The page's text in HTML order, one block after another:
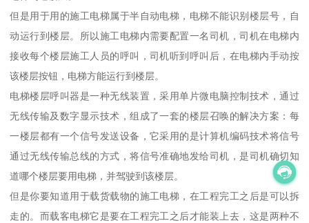
但是用于用的施工电梯属于半自动电梯，电梯不能识别楼层号，自
动运行到楼层。所以施工电梯内需要配置一名司机，司机在电梯内
接收每个楼层施工人员的呼叫，司机听到呼叫后，在电梯内手动按
该楼层按钮，电梯方能运行到楼层。
电梯楼层呼叫器是一种无线装置，采用单片微电脑控制技术，通过
无线传输及数字显示技术，组成了一套的楼层召唤的解决方案：每
一楼层都有一个信号发送设备，它采用的是计算机编码技术将信号
通过无线传输总线的方式，将信号准确地发给司机，是司机确切知
道哪个楼层要用电梯，并驾驶到该楼层。
但是你要知道用于载货载物的施工电梯，在工程完工之后是可以拆
走的。而载客电梯它是要在工程完工之后才能装上去，这是两种不